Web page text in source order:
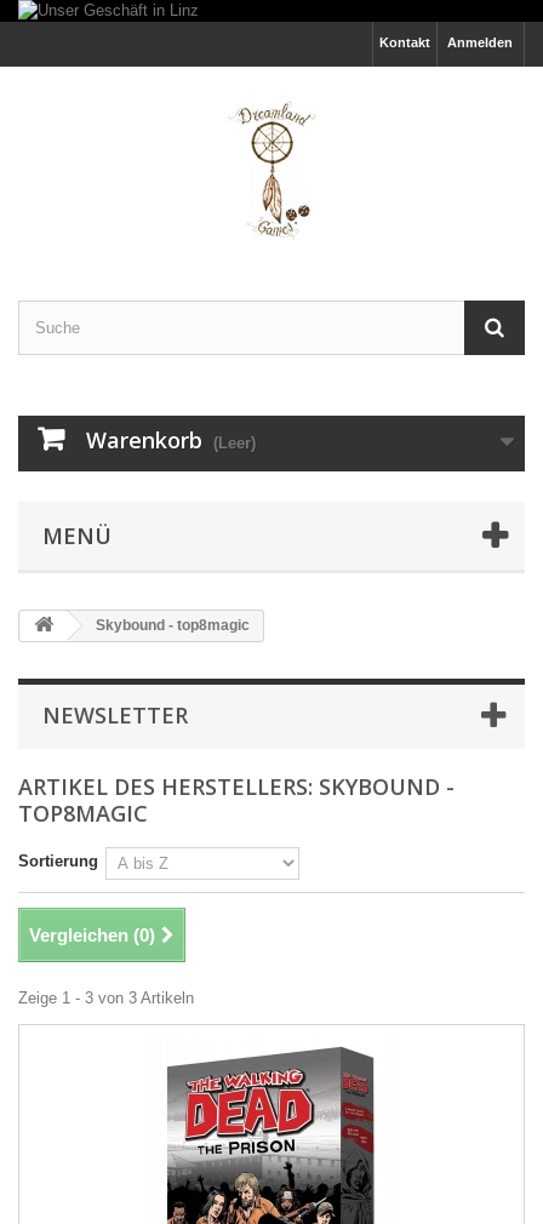
Anmelden
Kontakt
Warenkorb (Leer)
MENÜ
Skybound - top8magic
NEWSLETTER
ARTIKEL DES HERSTELLERS: SKYBOUND -
TOP8MAGIC
Sortierung
Vergleichen (0)
Zeige 1 - 3 von 3 Artikeln